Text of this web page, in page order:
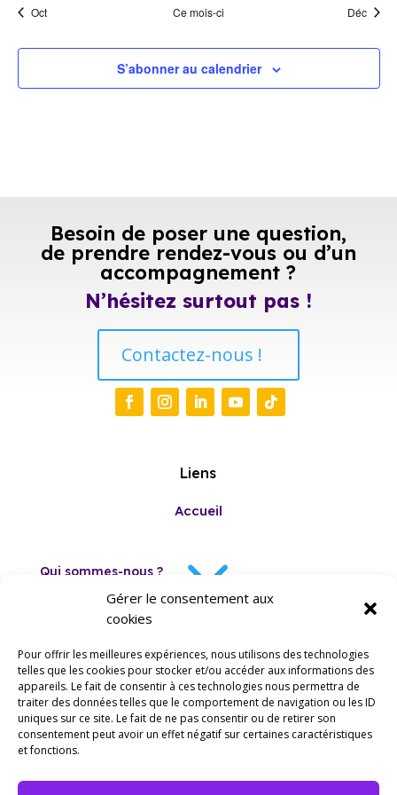
Gérer le consentement aux
cookies
Pour offrir les meilleures expériences, nous utilisons des technologies
telles que les cookies pour stocker et/ou accéder aux informations des
appareils. Le fait de consentir à ces technologies nous permettra de
traiter des données telles que le comportement de navigation ou les ID
uniques sur ce site. Le fait de ne pas consentir ou de retirer son
consentement peut avoir un effet négatif sur certaines caractéristiques
et fonctions.
Oct Ce mois-ci Déc
S’abonner au calendrier
Besoin de poser une question,
de prendre rendez-vous ou d’un
accompagnement ?
N’hésitez surtout pas !
Contactez-nous !
Liens
Accueil
Qui sommes-nous ?3
Espace Pro
ThématiquesIJ 3